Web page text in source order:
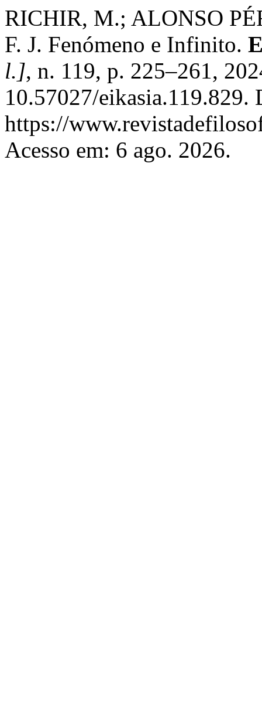
RICHIR, M.; ALONSO
F. J. Fenómeno e Infinito.
l.], n. 119, p. 225–261,
10.57027/eikasia.119.829.
https://
Acesso em: 6 ago. 2026.